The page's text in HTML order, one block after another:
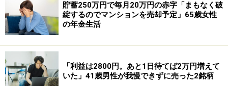
その他（企業年金や個人年金保険など）：なし
配偶者の年金や収入：なし
貯蓄250万円で毎月20万円の赤字「まもなく破
綻するのでマンションを売却予定」65歳女性
の年金生活
「利益は2800円。あと1日待てば2万円増えて
いた」41歳男性が我慢できずに売った2銘柄